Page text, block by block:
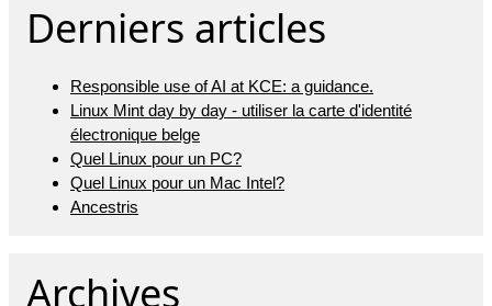
Derniers articles
Responsible use of AI at KCE: a guidance.
Linux Mint day by day - utiliser la carte d'identité
électronique belge
Quel Linux pour un PC?
Quel Linux pour un Mac Intel?
Ancestris
Archives